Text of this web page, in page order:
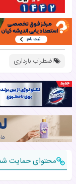
اضطراب بارداری
محتوای حمایت